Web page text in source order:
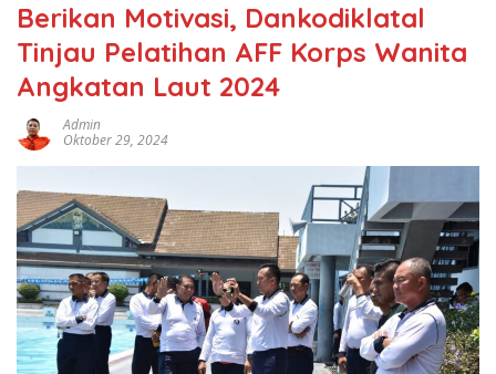
Berikan Motivasi, Dankodiklatal
Tinjau Pelatihan AFF Korps Wanita
Angkatan Laut 2024
Admin
Oktober 29, 2024